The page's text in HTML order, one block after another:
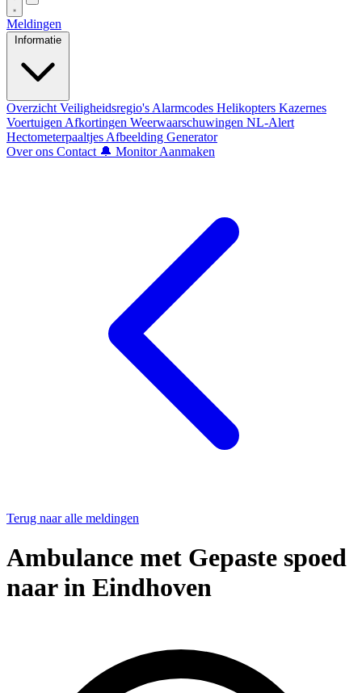
Meldingen
Informatie
Overzicht Veiligheidsregio's Alarmcodes Helikopters Kazernes
Voertuigen Afkortingen Weerwaarschuwingen NL-Alert
Hectometerpaaltjes Afbeelding Generator
Over ons Contact 🔔 Monitor Aanmaken
Terug naar alle meldingen
Ambulance met Gepaste spoed
naar in Eindhoven